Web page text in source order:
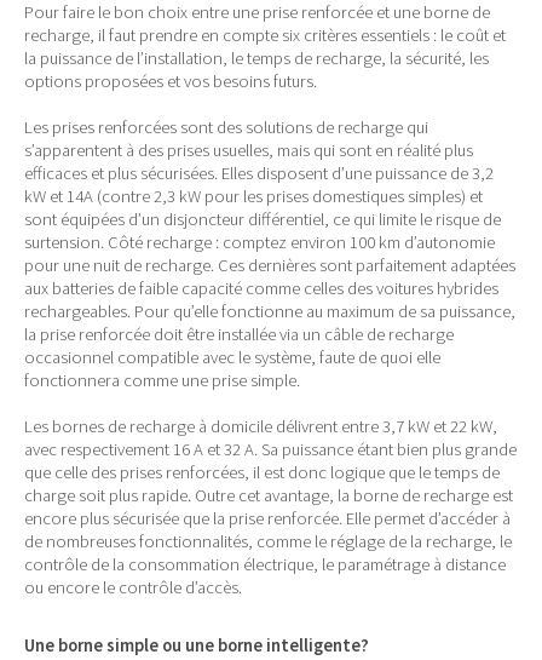
Pour faire le bon choix entre une prise renforcée et une borne de
recharge, il faut prendre en compte six critères essentiels : le coût et
la puissance de l’installation, le temps de recharge, la sécurité, les
options proposées et vos besoins futurs.
Les prises renforcées sont des solutions de recharge qui
s’apparentent à des prises usuelles, mais qui sont en réalité plus
efficaces et plus sécurisées. Elles disposent d’une puissance de 3,2
kW et 14A (contre 2,3 kW pour les prises domestiques simples) et
sont équipées d’un disjoncteur différentiel, ce qui limite le risque de
surtension. Côté recharge : comptez environ 100 km d’autonomie
pour une nuit de recharge. Ces dernières sont parfaitement adaptées
aux batteries de faible capacité comme celles des voitures hybrides
rechargeables. Pour qu’elle fonctionne au maximum de sa puissance,
la prise renforcée doit être installée via un câble de recharge
occasionnel compatible avec le système, faute de quoi elle
fonctionnera comme une prise simple.
Les bornes de recharge à domicile délivrent entre 3,7 kW et 22 kW,
avec respectivement 16 A et 32 A. Sa puissance étant bien plus grande
que celle des prises renforcées, il est donc logique que le temps de
charge soit plus rapide. Outre cet avantage, la borne de recharge est
encore plus sécurisée que la prise renforcée. Elle permet d’accéder à
de nombreuses fonctionnalités, comme le réglage de la recharge, le
contrôle de la consommation électrique, le paramétrage à distance
ou encore le contrôle d’accès.
Une borne simple ou une borne intelligente?